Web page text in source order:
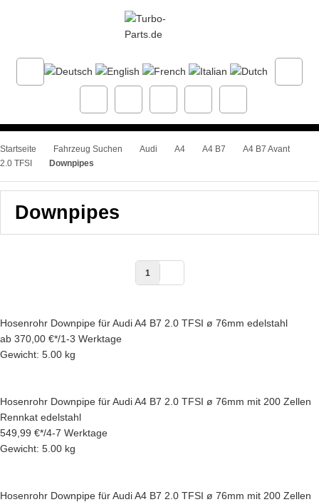
Startseite Fahrzeug Suchen Audi A4 A4 B7
A4 B7 Avant
2.0 TFSI
Downpipes
Downpipes
1
Hosenrohr Downpipe für Audi A4 B7 2.0 TFSI ø 76mm edelstahl
ab 370,00 €*/1-3 Werktage
Gewicht: 5.00 kg
Hosenrohr Downpipe für Audi A4 B7 2.0 TFSI ø 76mm mit 200 Zellen
Rennkat edelstahl
549,99 €*/4-7 Werktage
Gewicht: 5.00 kg
Hosenrohr Downpipe für Audi A4 B7 2.0 TFSI ø 76mm mit 200 Zellen